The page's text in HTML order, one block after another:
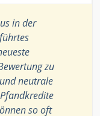
in der
zu
neutrale
so oft